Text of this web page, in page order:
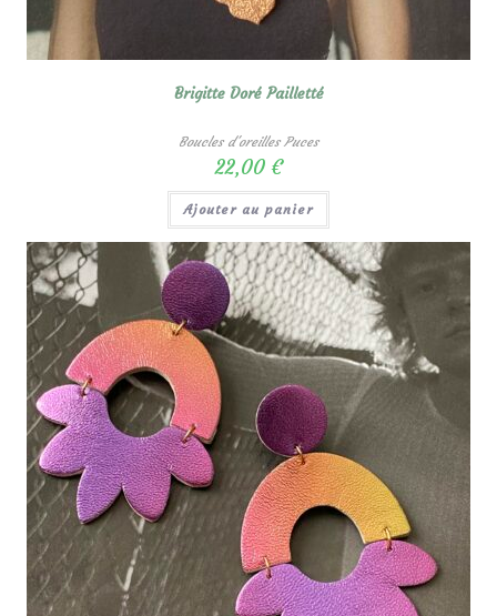
Brigitte Doré Pailletté
Boucles d'oreilles Puces
22,00 €
Ajouter au panier